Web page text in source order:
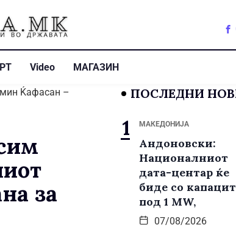
Video МАГАЗИН
за
ПОСЛЕДНИ
МАКЕДОНИЈА
Андоновски:
Националниот
дата-центар ќе
биде со
под 1 MW,
07/08/2026